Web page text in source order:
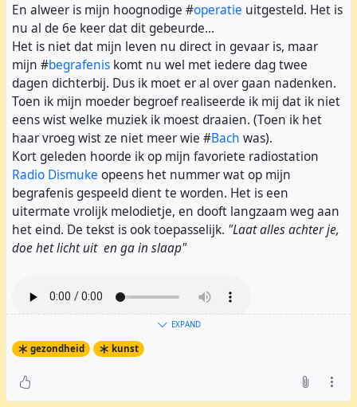
En alweer is mijn hoognodige #operatie uitgesteld. Het is
nu al de 6e keer dat dit gebeurde...
Het is niet dat mijn leven nu direct in gevaar is, maar
mijn #begrafenis komt nu wel met iedere dag twee
dagen dichterbij. Dus ik moet er al over gaan nadenken.
Toen ik mijn moeder begroef realiseerde ik mij dat ik niet
eens wist welke muziek ik moest draaien. (Toen ik het
haar vroeg wist ze niet meer wie #Bach was).
Kort geleden hoorde ik op mijn favoriete radiostation
Radio Dismuke opeens het nummer wat op mijn
begrafenis gespeeld dient te worden. Het is een
uitermate vrolijk melodietje, en dooft langzaam weg aan
het eind. De tekst is ook toepasselijk. "Laat alles achter je,
doe het licht uit en ga in slaap"
Paul #
EXPAND
gezondheid kunst